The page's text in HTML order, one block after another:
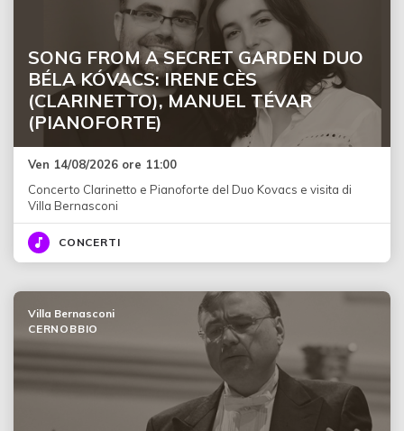
SONG FROM A SECRET GARDEN DUO
BÉLA KÓVACS: IRENE CÈS
(CLARINETTO), MANUEL TÉVAR
(PIANOFORTE)
Ven 14/08/2026 ore 11:00
Concerto Clarinetto e Pianoforte del Duo Kovacs e visita di
Villa Bernasconi
CONCERTI
Villa Bernasconi
CERNOBBIO